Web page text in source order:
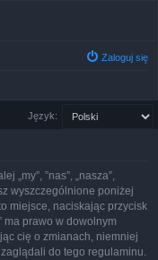
Zaloguj się
Język:
„my”, ”nas”, „nasza”,
wyszczególnione poniżej
miejsce, naciskając przycisk
ma prawo w dowolnym
cię o zmianach, niemniej
do tego regulaminu.